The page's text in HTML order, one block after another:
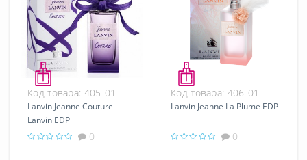
Код товара: 405-01
Lanvin Jeanne Couture
Lanvin EDP
0
Код товара: 406-01
Lanvin Jeanne La Plume EDP
0